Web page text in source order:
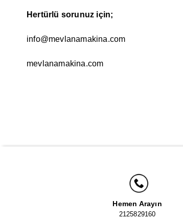
Hertürlü sorunuz için;
info@mevlanamakina.com
mevlanamakina.com
Hemen Arayın
2125829160